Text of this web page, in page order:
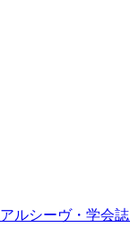
アルシーヴ・学会誌